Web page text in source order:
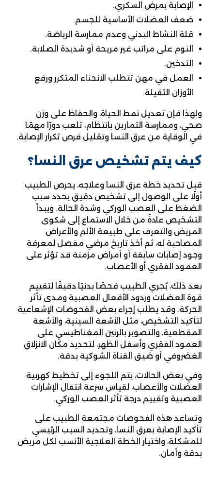
الإصابة بمرض السكري.
ضعف العضلات الأساسية للجسم.
قلة النشاط البدني وعدم ممارسة الرياضة.
النوم على مراتب غير مريحة أو شديدة الصلابة.
التدخين.
العمل في مهن تتطلب الانحناء المتكرر ورفع
الأوزان الثقيلة.
ولهذا فإن تعديل نمط الحياة، والحفاظ على وزن
صحي، وممارسة التمارين بانتظام، تلعب دورًا مهمًا
في الوقاية من عرق النسا وتقليل فرص تكرار الإصابة.
كيف يتم تشخيص عرق النسا؟
قبل تحديد خطة عرق النسا وعلاجه، يحرص الطبيب
أولًا على الوصول إلى تشخيص دقيق يحدد سبب
الضغط على العصب الوركي وشدة الحالة. ويبدأ
التشخيص عادةً من خلال الاستماع إلى شكوى
المريض والتعرف على طبيعة الألم والأعراض
المصاحبة له، ثم أخذ تاريخ مرضي مفصل لمعرفة
وجود إصابات سابقة أو أمراض مزمنة قد تؤثر على
العمود الفقري أو الأعصاب.
بعد ذلك، يُجري الطبيب فحصًا بدنيًا دقيقًا لتقييم
قوة العضلات وردود الأفعال العصبية ومدى تأثر
الحركة. وقد يطلب إجراء بعض الفحوصات الإشعاعية
لتأكيد التشخيص، مثل الأشعة السينية، والأشعة
المقطعية، والتصوير بالرنين المغناطيسي على
العمود الفقري وأسفل الظهر، لتحديد مكان الانزلاق
الغضروفي أو ضيق القناة الشوكية بدقة.
وفي بعض الحالات، يتم اللجوء إلى تخطيط كهربية
العضلات والأعصاب، لقياس سرعة انتقال الإشارات
العصبية وتقييم درجة تأثر العصب الوركي.
وتساعد هذه الفحوصات مجتمعة الطبيب على
تأكيد الإصابة بعرق النسا، وتحديد السبب الرئيسي
للمشكلة، واختيار الخطة العلاجية الأنسب لكل مريض
بدقة وأمان.